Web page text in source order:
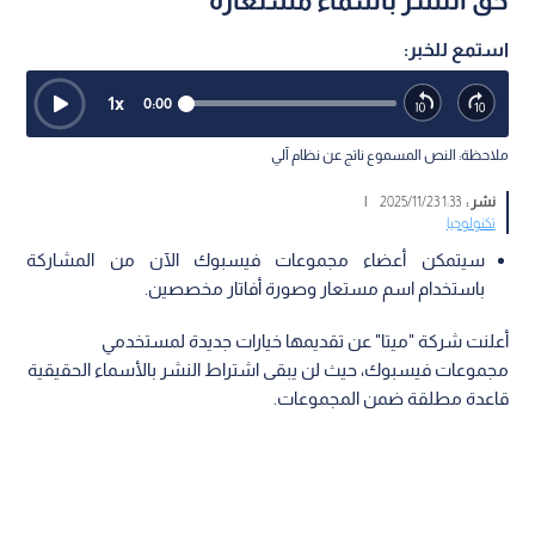
استمع للخبر:
0:00
1x
ملاحظة: النص المسموع ناتج عن نظام آلي
نشر :1:33 2025/11/23
|
تكنولوجيا
سيتمكن أعضاء مجموعات فيسبوك الآن من المشاركة
باستخدام اسم مستعار وصورة أفاتار مخصصين.
أعلنت شركة "ميتا" عن تقديمها خيارات جديدة لمستخدمي
مجموعات فيسبوك، حيث لن يبقى اشتراط النشر بالأسماء الحقيقية
قاعدة مطلقة ضمن المجموعات.